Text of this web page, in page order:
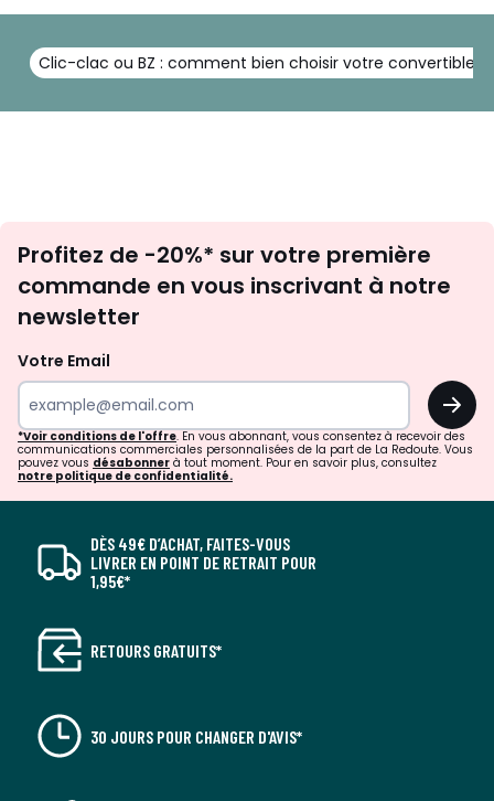
Clic-clac ou BZ : comment bien choisir votre convertible ?
newsletter
Profitez de -20%* sur votre première
commande en vous inscrivant à notre
newsletter
Votre Email
OK
*Voir conditions de l'offre. En vous abonnant, vous consentez à recevoir des
communications commerciales personnalisées de la part de La Redoute. Vous
pouvez vous désabonner à tout moment. Pour en savoir plus, consultez
notre politique de confidentialité.
DÈS 49€ D’ACHAT, FAITES-VOUS
LIVRER EN POINT DE RETRAIT POUR
1,95€*
RETOURS GRATUITS*
30 JOURS POUR CHANGER D'AVIS*